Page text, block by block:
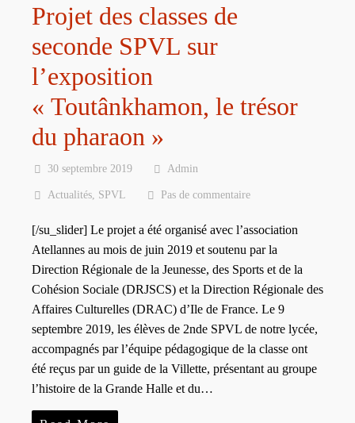
Projet des classes de
seconde SPVL sur
l’exposition
« Toutânkhamon, le trésor
du pharaon »
30 septembre 2019 Admin
Actualités SPVL Pas de commentaire
[/su_slider] Le projet a été organisé avec l’association
Atellannes au mois de juin 2019 et soutenu par la
Direction Régionale de la Jeunesse, des Sports et de la
Cohésion Sociale (DRJSCS) et la Direction Régionale des
Affaires Culturelles (DRAC) d’Ile de France. Le 9
septembre 2019, les élèves de 2nde SPVL de notre lycée,
accompagnés par l’équipe pédagogique de la classe ont
été reçus par un guide de la Villette, présentant au groupe
l’histoire de la Grande Halle et du…